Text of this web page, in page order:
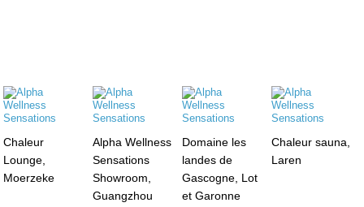
Chaleur
Lounge,
Moerzeke
Alpha Wellness
Sensations
Showroom,
Guangzhou
Domaine les
landes de
Gascogne, Lot
et Garonne
Chaleur sauna,
Laren